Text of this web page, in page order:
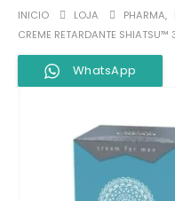
INICIO LOJA PHARMA,
CREME RETARDANTE SHIATSU™
WhatsApp